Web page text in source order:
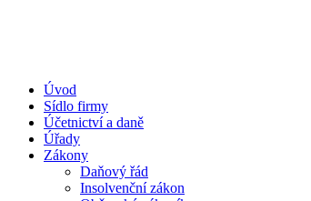
Portál pro podnikatele
Úvod
Sídlo firmy
Účetnictví a daně
Úřady
Zákony
Daňový řád
Insolvenční zákon